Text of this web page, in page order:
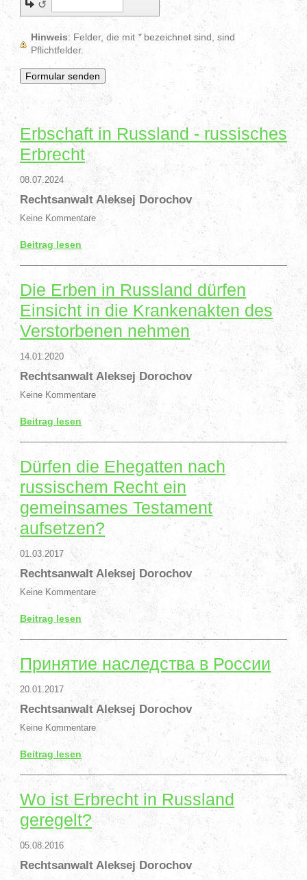
↺
Hinweis : Felder, die mit *bezeichnet sind, sind
Pflichtfelder.
Erbschaft in Russland - russisches
Erbrecht
08.07.2024
Rechtsanwalt Aleksej Dorochov
Keine Kommentare
Beitrag lesen
Die Erben in Russland dürfen
Einsicht in die Krankenakten des
Verstorbenen nehmen
14.01.2020
Rechtsanwalt Aleksej Dorochov
Keine Kommentare
Beitrag lesen
Dürfen die Ehegatten nach
russischem Recht ein
gemeinsames Testament
aufsetzen?
01.03.2017
Rechtsanwalt Aleksej Dorochov
Keine Kommentare
Beitrag lesen
Принятие наследства в России
20.01.2017
Rechtsanwalt Aleksej Dorochov
Keine Kommentare
Beitrag lesen
Wo ist Erbrecht in Russland
geregelt?
05.08.2016
Rechtsanwalt Aleksej Dorochov